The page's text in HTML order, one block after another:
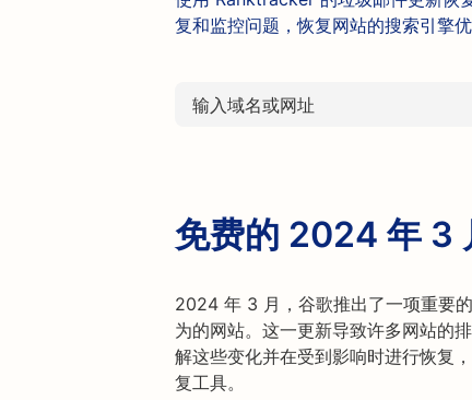
复和监控问题，恢复网站的搜索引擎优
免费的 2024 年 3
2024 年 3 月，谷歌推出了一项重要
为的网站。这一更新导致许多网站的
解这些变化并在受到影响时进行恢复
复工具。